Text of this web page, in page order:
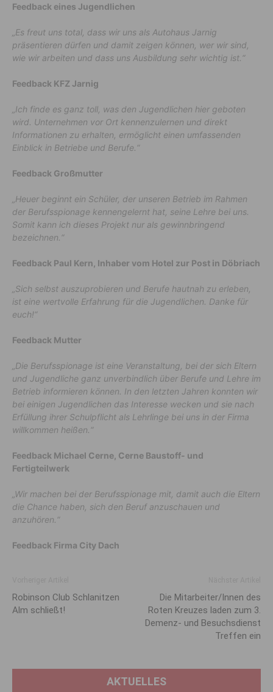
Feedback eines Jugendlichen
„Es freut uns total, dass wir uns als Autohaus Jarnig
präsentieren dürfen und damit zeigen können, wer wir sind,
wie wir arbeiten und dass uns Ausbildung sehr wichtig ist.“
Feedback KFZ Jarnig
„Ich finde es ganz toll, was den Jugendlichen hier geboten
wird. Unternehmen vor Ort kennenzulernen und direkt
Informationen zu erhalten, ermöglicht einen umfassenden
Einblick in Betriebe und Berufe.“
Feedback Großmutter
„Heuer beginnt ein Schüler, der unseren Betrieb im Rahmen
der Berufsspionage kennengelernt hat, seine Lehre bei uns.
Somit kann ich dieses Projekt nur als gewinnbringend
bezeichnen.“
Feedback Paul Kern, Inhaber vom Hotel zur Post in Döbriach
„Sich selbst auszuprobieren und Berufe hautnah zu erleben,
ist eine wertvolle Erfahrung für die Jugendlichen. Danke für
euch!“
Feedback Mutter
„Die Berufsspionage ist eine Veranstaltung, bei der sich Eltern
und Jugendliche ganz unverbindlich über Berufe und Lehre im
Betrieb informieren können. In den letzten Jahren konnten wir
bei einigen Jugendlichen das Interesse wecken und sie nach
Erfüllung ihrer Schulpflicht als Lehrlinge bei uns in der Firma
willkommen heißen.“
Feedback Michael Cerne, Cerne Baustoff- und
Fertigteilwerk
„Wir machen bei der Berufsspionage mit, damit auch die Eltern
die Chance haben, sich den Beruf anzuschauen und
anzuhören.“
Feedback Firma City Dach
Robinson Club Schlanitzen
Alm schließt!
Die Mitarbeiter/Innen des
Roten Kreuzes laden zum 3.
Demenz- und Besuchsdienst
Treffen ein
AKTUELLES